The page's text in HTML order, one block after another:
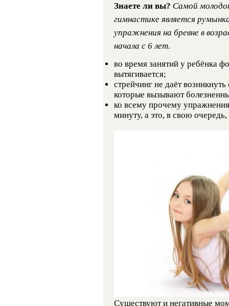
Знаете ли вы? Самой
гимнастике является
упражнения на бревне в
начала с 6 лет.
во время занятий у ребёнка
вытягивается;
стрейчинг не даёт
которые вызывают
ко всему прочему
минуту, а это, в свою
Существуют и негативные